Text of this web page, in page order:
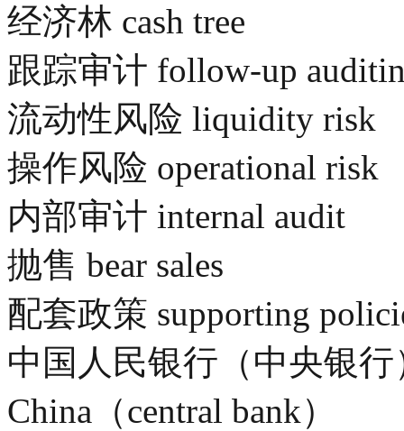
经济林 cash tree
跟踪审计 follow-up
流动性风险 liquidity risk
操作风险 operational risk
内部审计 internal audit
抛售 bear sales
配套政策 supporting
中国人民银行（中央银行
China（central bank）